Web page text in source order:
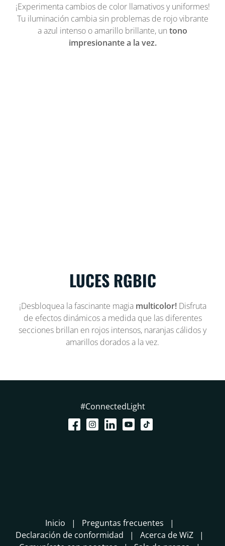
¡Experimenta cambios de color llamativos y uniformes!
Tu iluminación cambia sin problemas de rojo vibrante
a azul intenso o amarillo brillante, un tono
impresionante a la vez.
LUCES RGBIC
¡Desbloquea la fascinante magia multicolor!Disfruta
de efectos dinámicos a medida que las diferentes
secciones brillan en rojos intensos, naranjas cálidos y
amarillos dorados a la vez.
#ConnectedLight
Inicio
Preguntas frecuentes
Declaración de conformidad
Acerca de WiZ